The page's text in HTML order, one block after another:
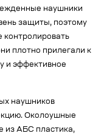
наушники
защиты, поэтому
контролировать
плотно прилегали к
и эффективное
наушников
Околоушные
из АБС пластика,